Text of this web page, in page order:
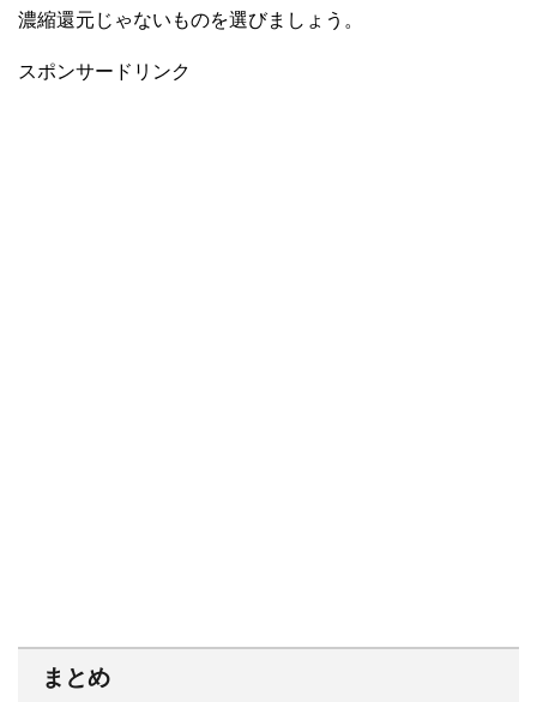
濃縮還元じゃないものを選びましょう。
スポンサードリンク
まとめ